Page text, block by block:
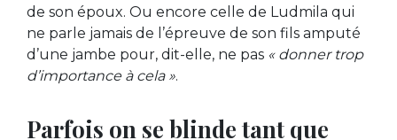
de son époux. Ou encore celle de Ludmila qui
ne parle jamais de l’épreuve de son fils amputé
d’une jambe pour, dit-elle, ne pas « donner trop
d’importance à cela ».
Parfois on se blinde tant que